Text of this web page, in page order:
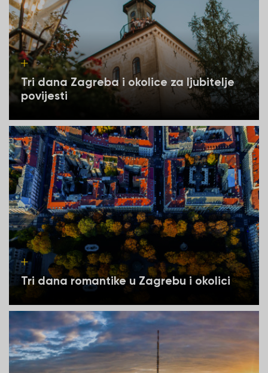
Tri dana Zagreba i okolice za ljubitelje
povijesti
Tri dana romantike u Zagrebu i okolici